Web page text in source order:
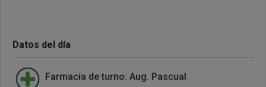
Datos del día
Farmacia de turno: Aug. Pascual